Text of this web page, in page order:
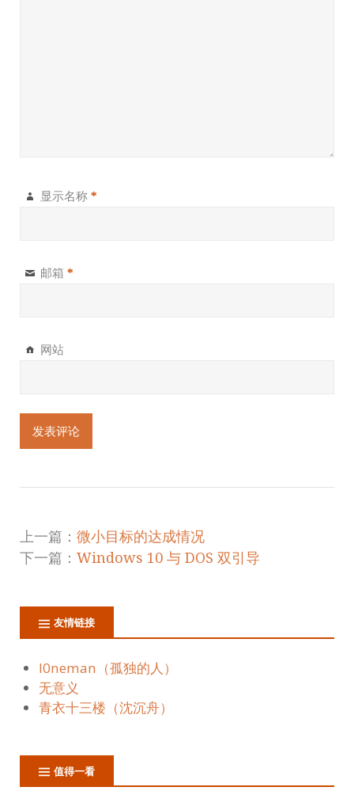
显示名称 *
邮箱 *
网站
上一篇： 微小目标的达成情况
下一篇： Windows 10 与 DOS 双引导
友情链接
l0neman（孤独的人）
无意义
青衣十三楼（沈沉舟）
值得一看